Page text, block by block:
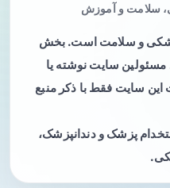
سلامت و آموزش
و سلامت است. بخش
سایت نوشته یا
این سایت فقط با ذکر منبع
پزشک و دندانپزشک،